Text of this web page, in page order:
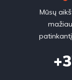
Mūsų